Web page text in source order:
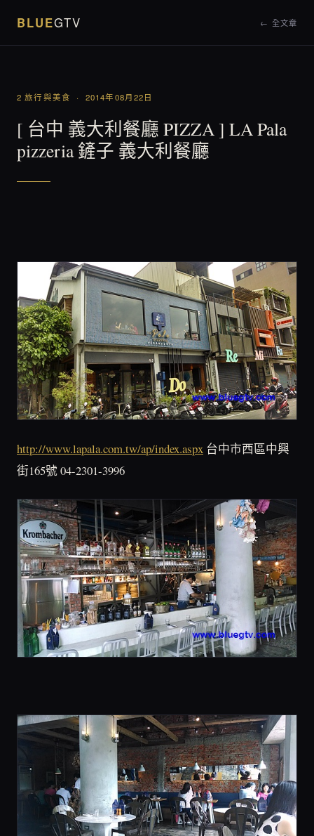
BLUEGTV ← 全文章
2 旅行與美食 · 2014年08月22日
[ 台中 義大利餐廳 PIZZA ] LA Pala
pizzeria 鏟子 義大利餐廳
http://www.lapala.com.tw/ap/index.aspx 台中市西區中興
街165號 04-2301-3996